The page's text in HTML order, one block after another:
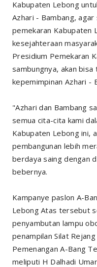
Kabupaten Lebong
Azhari - Bambang,
pemekaran Kabupaten
kesejahteraan
Presidium Pemekaran
sambungnya, akan bisa
kepemimpinan Azhari -
"Azhari dan Bambang
semua cita-cita kami
Kabupaten Lebong ini,
pembangunan lebih
berdaya saing dengan
bebernya.
Kampanye paslon A-
Lebong Atas tersebut
penyambutan lampu
penampilan Silat
Pemenangan A-Bang
meliputi H Dalhadi